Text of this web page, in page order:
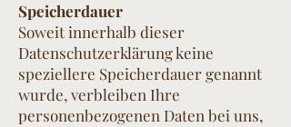
Speicherdauer
Soweit innerhalb dieser
Datenschutzerklärung keine
speziellere Speicherdauer genannt
wurde, verbleiben Ihre
personenbezogenen Daten bei uns,